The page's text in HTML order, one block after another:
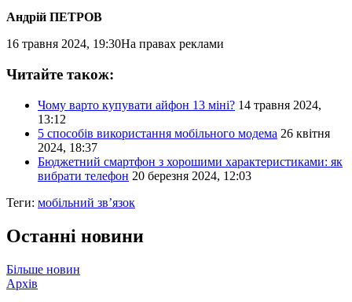
Андрій ПЕТРОВ
16 травня 2024, 19:30На правах реклами
Читайте також:
Чому варто купувати айфон 13 міні? 14 травня 2024,
13:12
5 способів використання мобільного модема 26 квітня
2024, 18:37
Бюджетний смартфон з хорошими характеристиками: як
вибрати телефон 20 березня 2024, 12:03
Теги: мобільний зв’язок
Останні новини
Більше новин
Архів